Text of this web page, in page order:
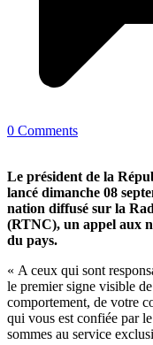
0 Comments
Le président de la
lancé dimanche 08
nation diffusé sur la
(RTNC), un appel aux
du pays.
« A ceux qui sont
le premier signe visible
comportement, de votre
qui vous est confiée par
sommes au service